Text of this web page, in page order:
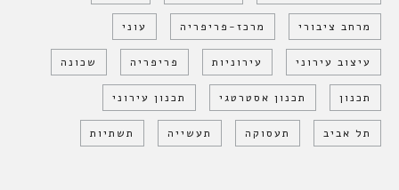
מרחב ציבורי מרכז-פריפריה עוני
עיצוב עירוני עירוניות פריפריה שכונה
תכנון תכנון אסטרטגי תכנון עירוני
תל אביב תעסוקה תעשייה תשתיות